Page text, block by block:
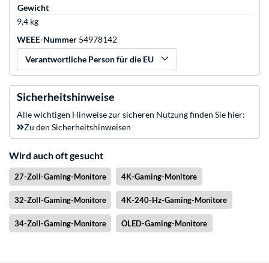
Gewicht
9,4 kg
WEEE-Nummer 54978142
Verantwortliche Person für die EU
Sicherheitshinweise
Alle wichtigen Hinweise zur sicheren Nutzung finden Sie hier:
Zu den Sicherheitshinweisen
Wird auch oft gesucht
27-Zoll-Gaming-Monitore 4K-Gaming-Monitore
32-Zoll-Gaming-Monitore 4K-240-Hz-Gaming-Monitore
34-Zoll-Gaming-Monitore OLED-Gaming-Monitore